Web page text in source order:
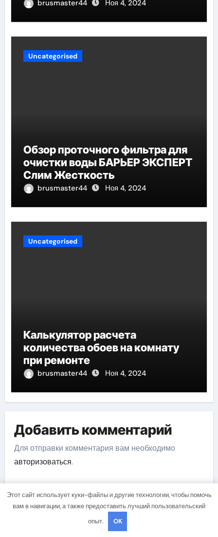
brusmaster44 Ноя 4, 2024
Uncategorised
Обзор проточного фильтра для
очистки воды БАРЬЕР ЭКСПЕРТ
Слим Жесткость
brusmaster44 Ноя 4, 2024
Uncategorised
Калькулятор расчета
количества обоев на комнату
при ремонте
brusmaster44 Ноя 4, 2024
Добавить комментарий
Для отправки комментария вам необходимо
авторизоваться.
Этот сайт использует куки-файлы и другие технологии, чтобы помочь
вам в навигации, а также предоставить лучший пользовательский
опыт.
OK